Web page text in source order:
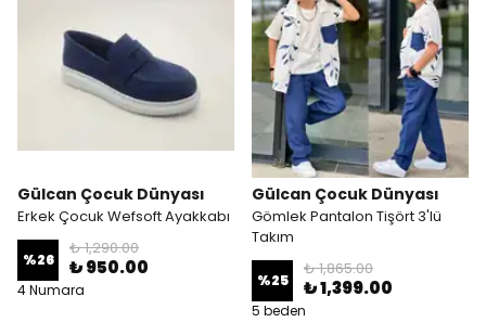
Gülcan Çocuk Dünyası
Erkek Çocuk Wefsoft Ayakkabı
%26
₺ 1,290.00
₺ 950.00
4 Numara
Gülcan Çocuk Dünyası
Gömlek Pantalon Tişört 3'lü
Takım
%25
₺ 1,865.00
₺ 1,399.00
5 beden